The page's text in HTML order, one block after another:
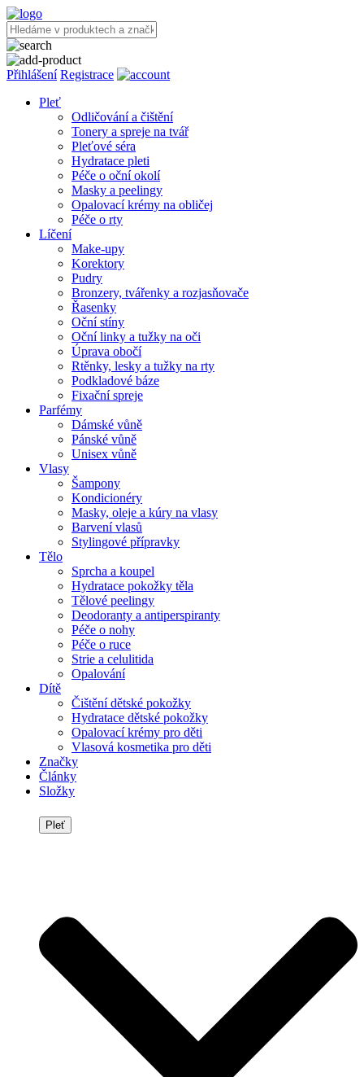
Přihlášení Registrace
Pleť
Odličování a čištění
Tonery a spreje na tvář
Pleťové séra
Hydratace pleti
Péče o oční okolí
Masky a peelingy
Opalovací krémy na obličej
Péče o rty
Líčení
Make-upy
Korektory
Pudry
Bronzery, tvářenky a rozjasňovače
Řasenky
Oční stíny
Oční linky a tužky na oči
Úprava obočí
Rtěnky, lesky a tužky na rty
Podkladové báze
Fixační spreje
Parfémy
Dámské vůně
Pánské vůně
Unisex vůně
Vlasy
Šampony
Kondicionéry
Masky, oleje a kúry na vlasy
Barvení vlasů
Stylingové přípravky
Tělo
Sprcha a koupel
Hydratace pokožky těla
Tělové peelingy
Deodoranty a antiperspiranty
Péče o nohy
Péče o ruce
Strie a celulitida
Opalování
Dítě
Čištění dětské pokožky
Hydratace dětské pokožky
Opalovací krémy pro děti
Vlasová kosmetika pro děti
Značky
Články
Složky
Pleť